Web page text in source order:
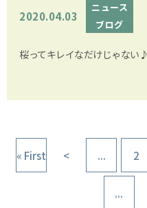
2020.04.03
ニュース
ブログ
桜ってキレイなだけじゃない♪
« First < ... 2
...